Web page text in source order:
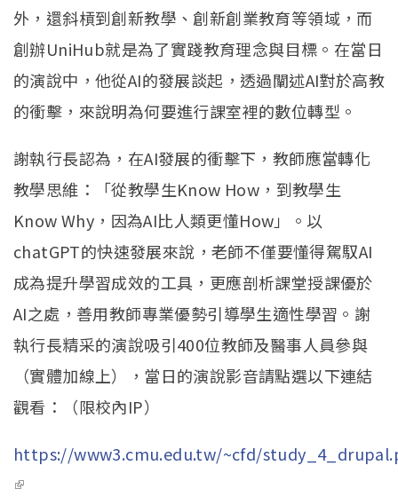
外，還斜槓到創新教學、創新創業教育等領域，而
創辦UniHub就是為了實踐教育理念與目標。在當日
的演說中，他從AI的發展談起，透過闡述AI對於高教
的衝擊，來說明為何要進行課室裡的數位轉型。
謝執行長認為，在AI發展的衝擊下，教師應當轉化
教學思維：「從教學生Know How，到教學生
Know Why，因為AI比人類更懂How」。以
chatGPT的快速發展來說，老師不僅要懂得駕馭AI
成為提升學習成效的工具，更應剖析課堂授課優於
AI之處，善用教師專業優勢引導學生適性學習。謝
執行長精采的演說吸引400位教師及醫事人員參與
（實體加線上），當日的演說影音請點選以下連結
觀看：（限校內IP）
https://www3.cmu.edu.tw/~cfd/
(link is external)